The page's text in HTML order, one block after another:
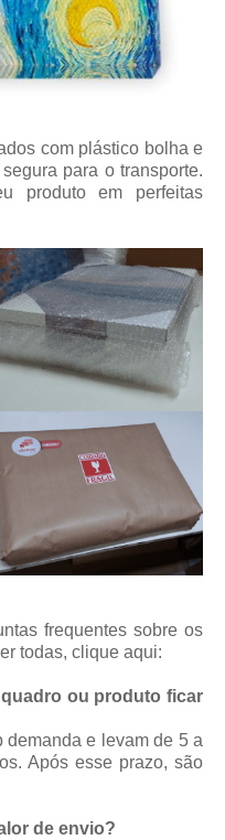
com plástico bolha e
para o transporte.
produto em perfeitas
frequentes sobre os
todas, clique aqui:
ou produto ficar
e levam de 5 a
Após esse prazo, são
de envio?